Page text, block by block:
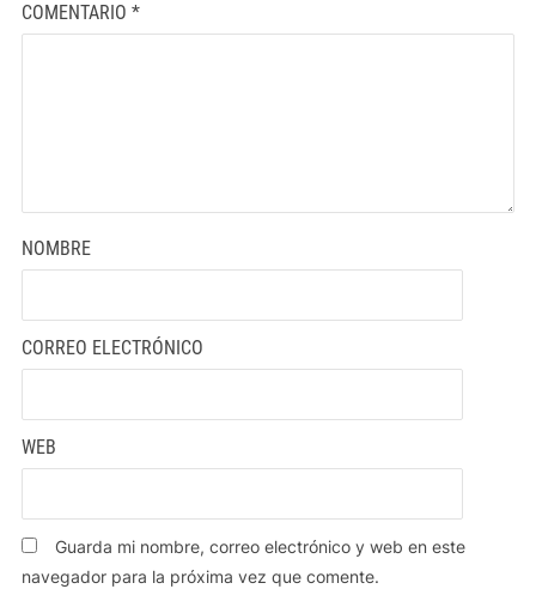
COMENTARIO *
NOMBRE
CORREO ELECTRÓNICO
WEB
Guarda mi nombre, correo electrónico y web en este
navegador para la próxima vez que comente.